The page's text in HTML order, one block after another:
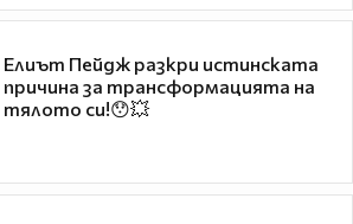
Елиът Пейдж разкри истинската
причина за трансформацията на
тялото си!😯💥